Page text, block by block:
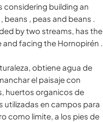
considering building an
, peas and beans .
by two streams, has the
facing the Hornopirén .
obtiene agua de
el paisaje con
huertos organicos de
utilizadas en campos para
como limite, a los pies de